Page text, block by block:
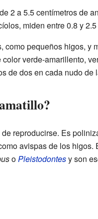
2 a 5.5 centímetros de
miden entre 0.8 y
como pequeños higos, y
verde-amarillento,
de dos en cada nudo de
reproducirse. Es
avispas de los higos.
oPleistodontesy son